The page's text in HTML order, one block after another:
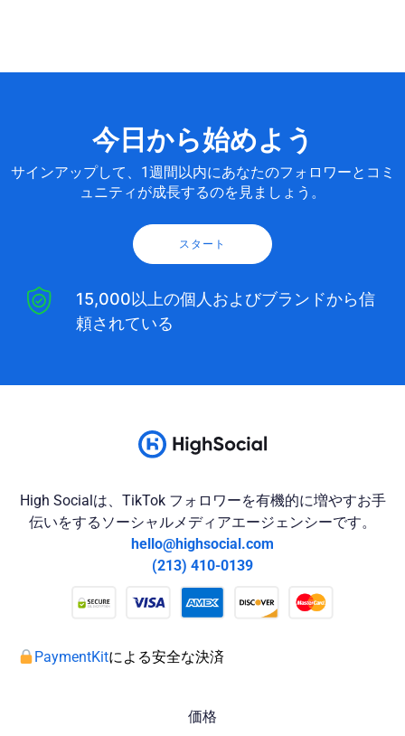
今日から始めよう
サインアップして、1週間以内にあなたのフォロワーとコミ
ュニティが成長するのを見ましょう。
スタート
15,000以上の個人およびブランドから信
頼されている
High Socialは、TikTok フォロワーを有機的に増やすお手
伝いをするソーシャルメディアエージェンシーです。
hello@highsocial.com
(213) 410-0139
PaymentKitによる安全な決済
価格